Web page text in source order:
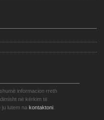
informacion rreth
në kërkim të
lutem na kontaktoni